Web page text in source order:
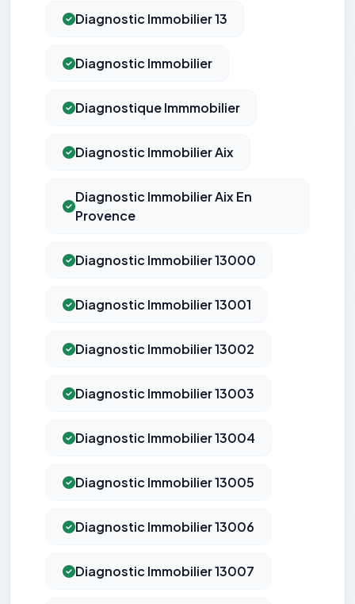
Diagnostic Immobilier 13
Diagnostic Immobilier
Diagnostique Immmobilier
Diagnostic Immobilier Aix
Diagnostic Immobilier Aix En
Provence
Diagnostic Immobilier 13000
Diagnostic Immobilier 13001
Diagnostic Immobilier 13002
Diagnostic Immobilier 13003
Diagnostic Immobilier 13004
Diagnostic Immobilier 13005
Diagnostic Immobilier 13006
Diagnostic Immobilier 13007